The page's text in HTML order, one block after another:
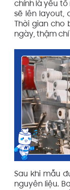
chính là yếu
sẽ lên layout,
Thời gian cho
ngày, thậm chí
Sau khi mẫu
nguyên liệu.